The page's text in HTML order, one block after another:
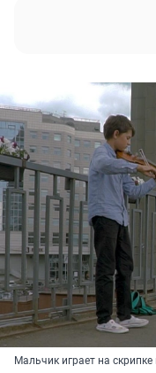
Мальчик играет на скрипке